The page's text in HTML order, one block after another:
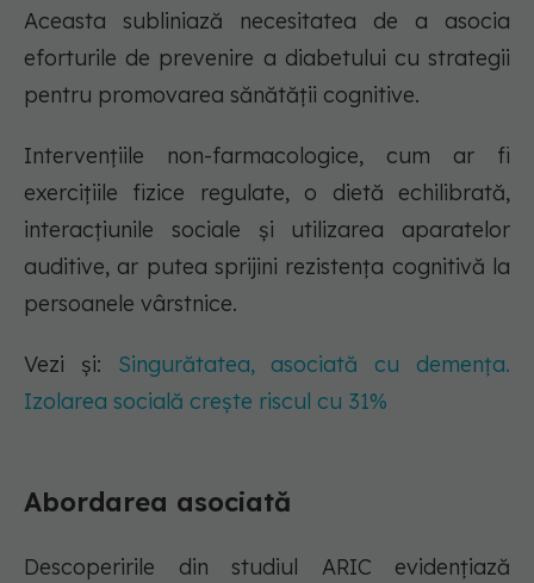
Aceasta subliniază necesitatea de a asocia
eforturile de prevenire a diabetului cu strategii
pentru promovarea sănătății cognitive.
Intervențiile non-farmacologice, cum ar fi
exercițiile fizice regulate, o dietă echilibrată,
interacțiunile sociale și utilizarea aparatelor
auditive, ar putea sprijini rezistența cognitivă la
persoanele vârstnice.
Vezi și: Singurătatea, asociată cu demența.
Izolarea socială crește riscul cu 31%
Abordarea asociată
Descoperirile din studiul ARIC evidențiază